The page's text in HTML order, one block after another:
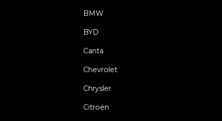
BMW
BYD
Canta
Chevrolet
Chrysler
Citroën